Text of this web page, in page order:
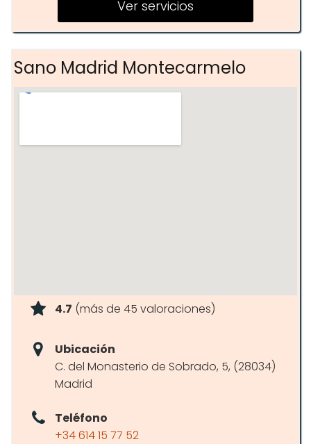
Ver servicios
Sano Madrid Montecarmelo
4.7 (más de 45 valoraciones)
Ubicación
C. del Monasterio de Sobrado, 5, (28034)
Madrid
Teléfono
+34 614 15 77 52